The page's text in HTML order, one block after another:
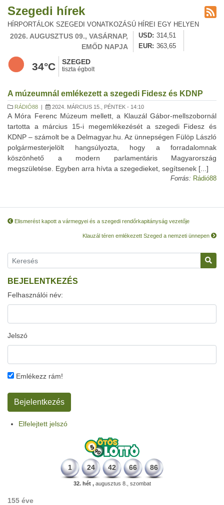
Szegedi hírek
HÍRPORTÁLOK SZEGEDI VONATKOZÁSÚ HÍREI EGY HELYEN
2026. AUGUSZTUS 09., VASÁRNAP,
EMŐD NAPJA
USD
314,51
EUR
363,65
34°C SZEGED
tiszta égbolt
A múzeumnál emlékezett a szegedi Fidesz és KDNP
RÁDIÓ88 | 2024. MÁRCIUS 15., PÉNTEK - 14:10
A Móra Ferenc Múzeum mellett, a Klauzál Gábor-mellszobornál
tartotta a március 15-i megemlékezését a szegedi Fidesz és
KDNP – számolt be a Delmagyar.hu. Az ünnepségen Fülöp László
polgármesterjelölt hangsúlyozta, hogy a forradalomnak
köszönhető a modern parlamentáris Magyarország
megszületése. Egyben arra hívta a szegedieket, segítsenek [...]
Forrás: Rádió88
Elismerést kapott a vármegyei és a szegedi rendőrkapitányság vezetője
Klauzál téren emlékezett Szeged a nemzeti ünnepen
BEJELENTKEZÉS
Felhasználói név:
Jelszó
Emlékezz rám!
Elfelejtett jelszó
1 24 42 66 86
32. hét ,augusztus 8., szombat
155 éve